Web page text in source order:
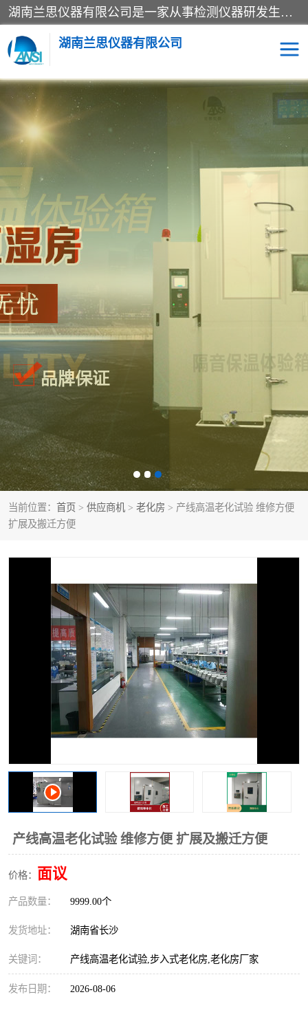
湖南兰思仪器有限公司是一家从事检测仪器研发生产销售和维修保养服务的综合型企业，产品符合国际标准可按需定制专业售前售后工程师，主要有门窗性能体验箱、门窗隔音展示箱、恒温恒湿试验箱、步入式恒温恒湿房、高低温试验箱、老化试验箱、老化试验房、恒温恒湿培养箱、水泥标准养护试验箱、电热鼓风干燥试验箱、真空干燥箱、工业烤箱、盐雾腐蚀试验箱等。
湖南兰思仪器有限公司
当前位置： 首页 > 供应商机 > 老化房 > 产线高温老化试验 维修方便
扩展及搬迁方便
产线高温老化试验 维修方便 扩展及搬迁方便
价格： 面议
产品数量： 9999.00个
发货地址： 湖南省长沙
关键词： 产线高温老化试验,步入式老化房,老化房厂家
发布日期： 2026-08-06
老化房 恒温恒湿试验箱
工业烘箱